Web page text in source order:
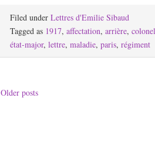
Filed under Lettres d'Emilie Sibaud
Tagged as 1917, affectation, arrière, colonel
état-major, lettre, maladie, paris, régiment
Older posts